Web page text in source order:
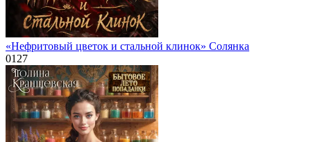
«Нефритовый цветок и стальной клинок» Солянка
0127